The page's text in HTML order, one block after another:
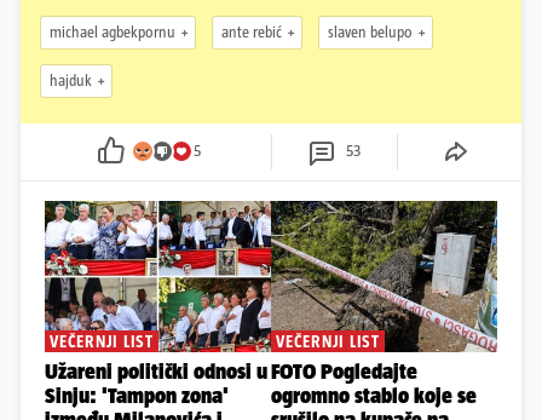
michael agbekpornu ante rebić slaven belupo
hajduk
5 53